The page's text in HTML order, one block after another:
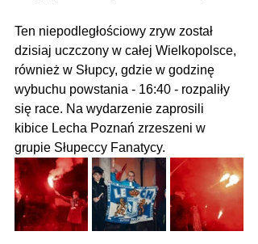
Ten niepodległościowy zryw został
dzisiaj uczczony w całej Wielkopolsce,
również w Słupcy, gdzie w godzinę
wybuchu powstania - 16:40 - rozpaliły
się race. Na wydarzenie zaprosili
kibice Lecha Poznań zrzeszeni w
grupie Słupeccy Fanatycy.